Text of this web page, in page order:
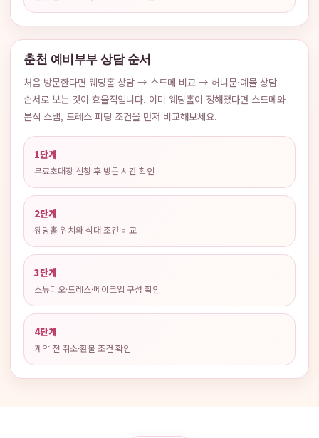
춘천 예비부부 상담 순서
처음 방문한다면 웨딩홀 상담 → 스드메 비교 → 허니문·예물 상담
순서로 보는 것이 효율적입니다. 이미 웨딩홀이 정해졌다면 스드메와
본식 스냅, 드레스 피팅 조건을 먼저 비교해보세요.
1단계
무료초대장 신청 후 방문 시간 확인
2단계
웨딩홀 위치와 식대 조건 비교
3단계
스튜디오·드레스·메이크업 구성 확인
4단계
계약 전 취소·환불 조건 확인